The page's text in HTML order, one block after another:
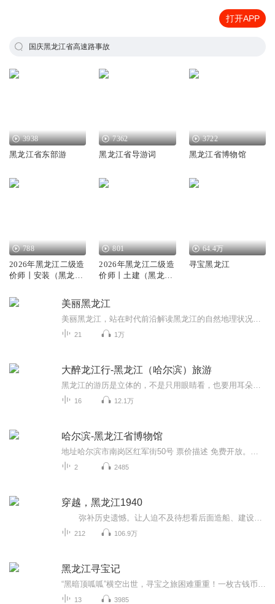
打开APP
国庆黑龙江省高速路事故
3938
黑龙江省东部游
7362
黑龙江省导游词
3722
黑龙江省博物馆
788
2026年黑龙江二级造
价师丨安装（黑龙江
801
2026年黑龙江二级造
价师丨土建（黑龙江
64.4万
寻宝黑龙江
美丽黑龙江
21 1万
大醉龙江行-黑龙江（哈尔滨）旅游
16 12.1万
哈尔滨-黑龙江省博物馆
2 2485
穿越，黑龙江1940
212 106.9万
黑龙江寻宝记
13 3985